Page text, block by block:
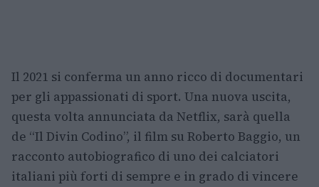
Il 2021 si conferma un anno ricco di documentari
per gli appassionati di sport. Una nuova uscita,
questa volta annunciata da Netflix, sarà quella
de “Il Divin Codino”, il film su Roberto Baggio, un
racconto autobiografico di uno dei calciatori
italiani più forti di sempre e in grado di vincere